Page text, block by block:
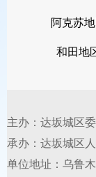
务微博等
条、政务
群众咨询
年累计办理
阿克苏
和田地
主办：达坂城区
承办：达坂城区
单位地址：乌鲁